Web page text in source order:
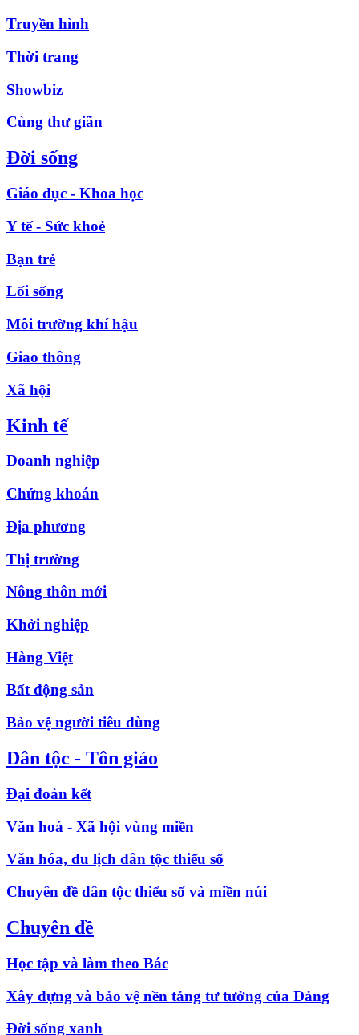
Truyền hình
Thời trang
Showbiz
Cùng thư giãn
Đời sống
Giáo dục - Khoa học
Y tế - Sức khoẻ
Bạn trẻ
Lối sống
Môi trường khí hậu
Giao thông
Xã hội
Kinh tế
Doanh nghiệp
Chứng khoán
Địa phương
Thị trường
Nông thôn mới
Khởi nghiệp
Hàng Việt
Bất động sản
Bảo vệ người tiêu dùng
Dân tộc - Tôn giáo
Đại đoàn kết
Văn hoá - Xã hội vùng miền
Văn hóa, du lịch dân tộc thiểu số
Chuyên đề dân tộc thiểu số và miền núi
Chuyên đề
Học tập và làm theo Bác
Xây dựng và bảo vệ nền tảng tư tưởng của Đảng
Đời sống xanh